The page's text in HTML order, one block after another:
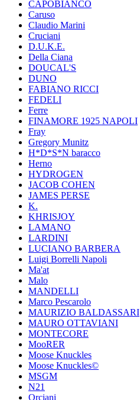
CAPOBIANCO
Caruso
Claudio Marini
Cruciani
D.U.K.E.
Della Ciana
DOUCAL'S
DUNO
FABIANO RICCI
FEDELI
Ferre
FINAMORE 1925 NAPOLI
Fray
Gregory Munitz
H*D*S*N baracco
Herno
HYDROGEN
JACOB COHEN
JAMES PERSE
K.
KHRISJOY
LAMANO
LARDINI
LUCIANO BARBERA
Luigi Borrelli Napoli
Ma'at
Malo
MANDELLI
Marco Pescarolo
MAURIZIO BALDASSARI
MAURO OTTAVIANI
MONTECORE
MooRER
Moose Knuckles
Moose Knuckles©️
MSGM
N21
Orciani